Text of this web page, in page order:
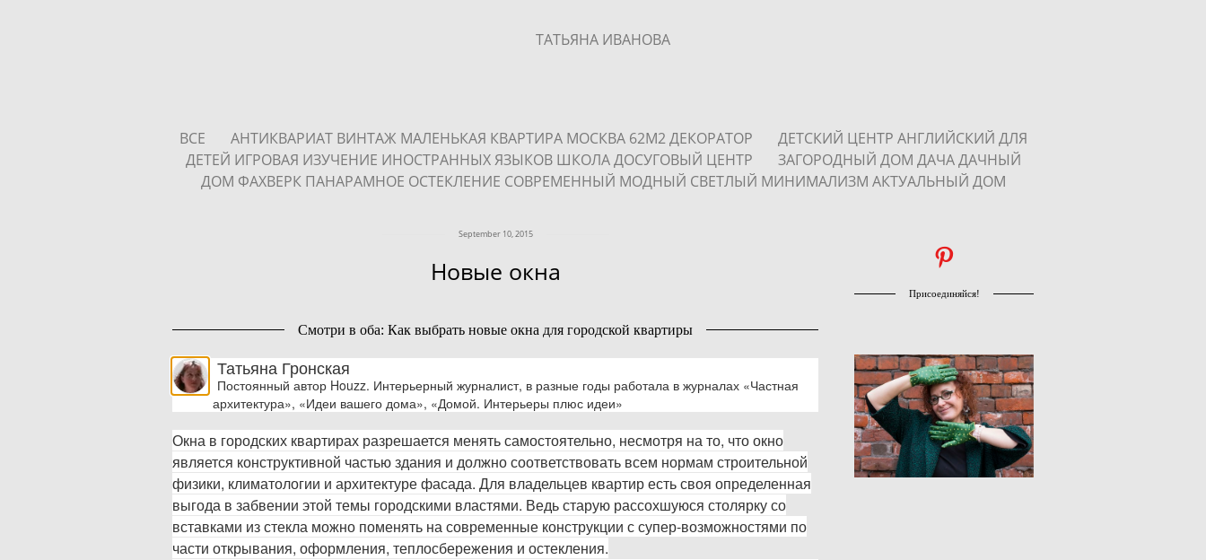
ТАТЬЯНА ИВАНОВА
ВСЕ АНТИКВАРИАТ ВИНТАЖ МАЛЕНЬКАЯ КВАРТИРА МОСКВА 62М2 ДЕКОРАТОР
ДЕТСКИЙ ЦЕНТР АНГЛИЙСКИЙ ДЛЯ
ДЕТЕЙ ИГРОВАЯ ИЗУЧЕНИЕ ИНОСТРАННЫХ ЯЗЫКОВ ШКОЛА ДОСУГОВЫЙ ЦЕНТР
ЗАГОРОДНЫЙ ДОМ ДАЧА ДАЧНЫЙ
ДОМ ФАХВЕРК ПАНАРАМНОЕ ОСТЕКЛЕНИЕ СОВРЕМЕННЫЙ МОДНЫЙ СВЕТЛЫЙ МИНИМАЛИЗМ АКТУАЛЬНЫЙ ДОМ
September 10, 2015
Новые окна
Смотри в оба: Как выбрать новые окна для городской квартиры
Татьяна Гронская
Постоянный автор Houzz. Интерьерный журналист, в разные годы работала в журналах «Частная
архитектура», «Идеи вашего дома», «Домой. Интерьеры плюс идеи»
Окна в городских квартирах разрешается менять самостоятельно, несмотря на то, что окно
является конструктивной частью здания и должно соответствовать всем нормам строительной
физики, климатологии и архитектуре фасада. Для владельцев квартир есть своя определенная
выгода в забвении этой темы городскими властями. Ведь старую рассохшуюся столярку со
вставками из стекла можно поменять на современные конструкции с супер-возможностями по
части открывания, оформления, теплосбережения и остекления.
Присоединяйся!